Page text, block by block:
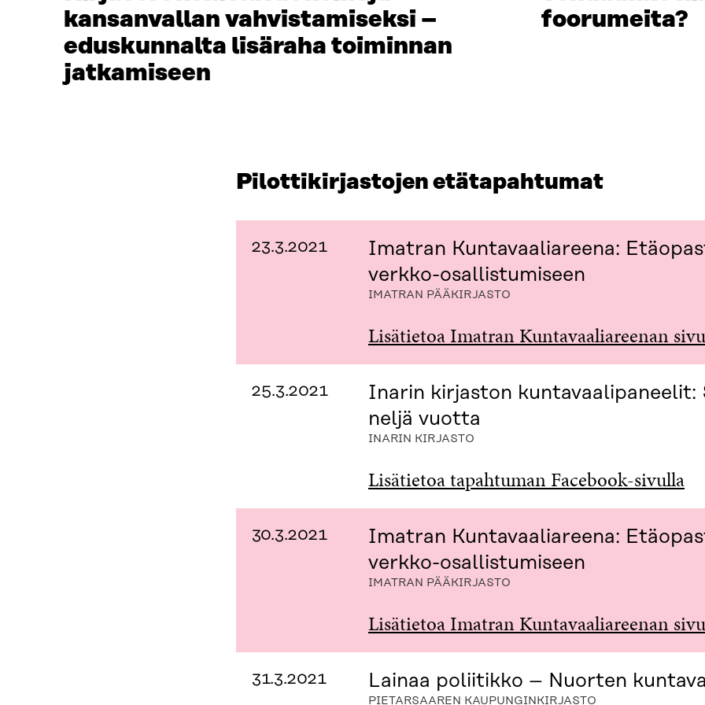
kansanvallan vahvistamiseksi –
eduskunnalta lisäraha toiminnan
jatkamiseen
foorumeita?
Pilottikirjastojen etätapahtumat
23.3.2021
Imatran Kuntavaaliareena:
verkko-osallistumiseen
IMATRAN PÄÄKIRJASTO
Lisätietoa Imatran Kuntavaaliareenan
25.3.2021
Inarin kirjaston kuntavaalipaneelit:
neljä vuotta
INARIN KIRJASTO
Lisätietoa tapahtuman Facebook-sivulla
30.3.2021
Imatran Kuntavaaliareena:
verkko-osallistumiseen
IMATRAN PÄÄKIRJASTO
Lisätietoa Imatran Kuntavaaliareenan
31.3.2021 Lainaa poliitikko – Nuorten
PIETARSAAREN KAUPUNGINKIRJASTO